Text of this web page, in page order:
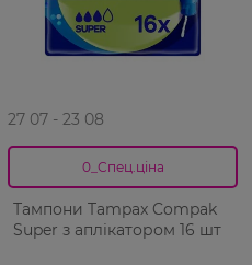
27 07 - 23 08
0_Спец.ціна
Тампони Tampax Compak
Super з аплікатором 16 шт